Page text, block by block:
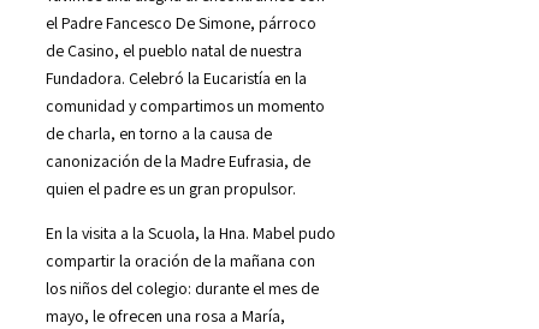
el Padre Fancesco De Simone, párroco
de Casino, el pueblo natal de nuestra
Fundadora. Celebró la Eucaristía en la
comunidad y compartimos un momento
de charla, en torno a la causa de
canonización de la Madre Eufrasia, de
quien el padre es un gran propulsor.
En la visita a la Scuola, la Hna. Mabel pudo
compartir la oración de la mañana con
los niños del colegio: durante el mes de
mayo, le ofrecen una rosa a María,